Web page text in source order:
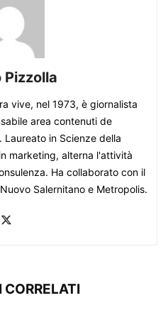
Pizzolla
vive, nel 1973, è giornalista
area contenuti de
Laureato in Scienze della
marketing, alterna l'attività
Ha collaborato con il
Salernitano e Metropolis.